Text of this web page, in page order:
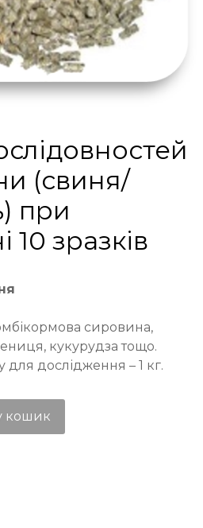
(свиня/
при
10 зразків
сировина,
кукурудза тощо.
для дослідження – 1 кг.
кошик